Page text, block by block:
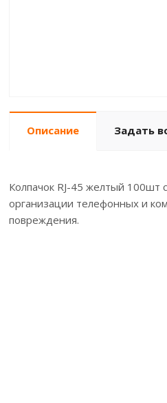
Описание Задать
Колпачок RJ-45 желтый 100шт
организации телефонных и
повреждения.